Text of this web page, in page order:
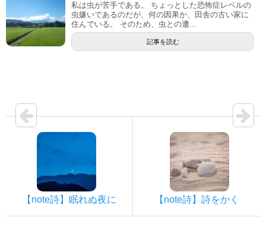
私は虫が苦手である。 ちょっとした恐怖症レベルの
虫嫌いであるのだが、何の因果か、田舎の古い家に
住んでいる。 そのため、虫との遭...
記事を読む
【note詩】眠れぬ夜に 【note詩】詩をかく